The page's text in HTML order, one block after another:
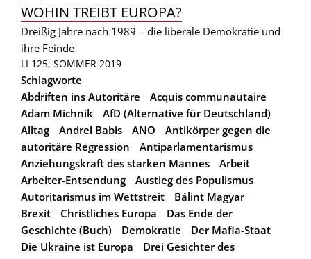
WOHIN TREIBT EUROPA?
Dreißig Jahre nach 1989 – die liberale Demokratie und
ihre Feinde
LI 125, SOMMER 2019
Schlagworte
Abdriften ins Autoritäre
Acquis communautaire
Adam Michnik
AfD (Alternative für Deutschland)
Alltag
Andrel Babis ANO
Antikörper gegen die
autoritäre Regression
Antiparlamentarismus
Anziehungskraft des starken Mannes
Arbeit
Arbeiter-Entsendung
Austieg des Populismus
Autoritarismus im Wettstreit
Bálint Magyar
Brexit
Christliches Europa
Das Ende der
Geschichte (Buch)
Demokratie
Der Mafia-Staat
Die Ukraine ist Europa
Drei Gesichter des